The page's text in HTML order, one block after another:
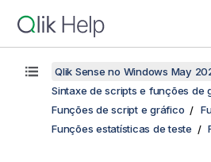
Qlik Sense no Windows May
Sintaxe de scripts e funções de
Funções de script e gráfico
Funções estatísticas de teste